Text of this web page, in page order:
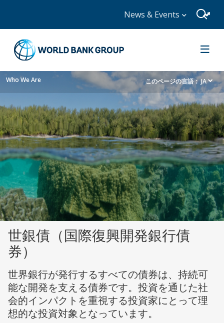
News & Events
Who We Are このページの言語：JA dropdown
世銀債（国際復興開発銀行債
券）
世界銀行が発行するすべての債券は、持続可
能な開発を支える債券です。投資を通じた社
会的インパクトを重視する投資家にとって理
想的な投資対象となっています。